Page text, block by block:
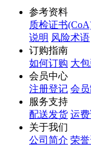
参考资料
质检证书
说明 风险术语
订购指南
如何订购 大
会员中心
注册登记 会
服务支持
配送发货 运
关于我们
公司简介 荣